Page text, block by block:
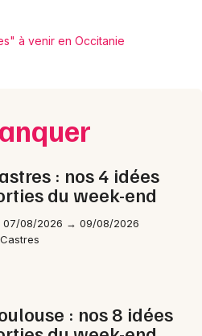
à venir en Occitanie
: nos 4 idées
du week-end
07/08/2026 → 09/08/2026
Castres
: nos 8 idées